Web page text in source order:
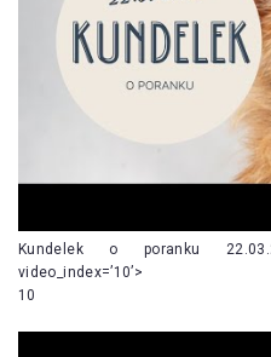
Kundelek o poranku
video_index=’10’>
10